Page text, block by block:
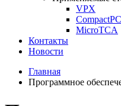
VPX
MicroTCA
Контакты
Новости
Главная
Программное